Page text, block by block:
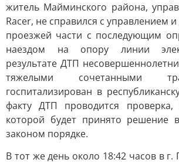
житель Майминского района,
Racer, не справился с управлением и
проезжей части с последующим
наездом на опору линии
результате ДТП
тяжелыми сочетанными
госпитализирован в
факту ДТП проводится проверка,
которой будет принято решение
законом порядке.
В тот же день около 18:42 часов в г.